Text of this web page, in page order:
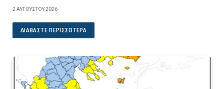
2 ΑΥΓΟΎΣΤΟΥ 2026
ΔΙΑΒΆΣΤΕ ΠΕΡΙΣΣΌΤΕΡΑ